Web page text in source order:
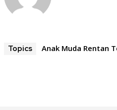
Topics Anak Muda Rentan